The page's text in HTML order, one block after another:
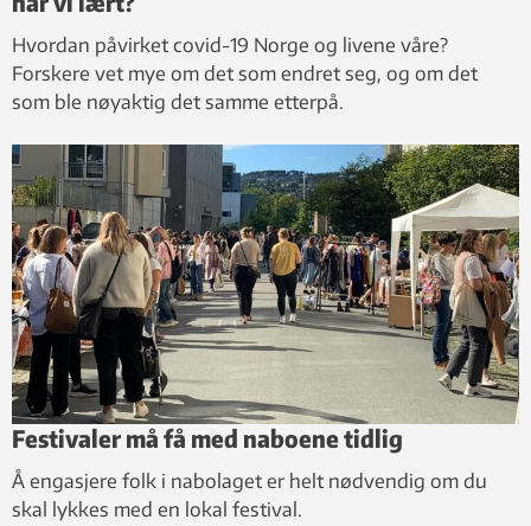
Hvordan påvirket covid-19 Norge og livene våre?
Forskere vet mye om det som endret seg, og om det
som ble nøyaktig det samme etterpå.
Festivaler må få med naboene tidlig
Å engasjere folk i nabolaget er helt nødvendig om du
skal lykkes med en lokal festival.